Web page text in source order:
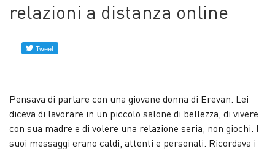
relazioni a distanza online
Pensava di parlare con una giovane donna di Erevan. Lei
diceva di lavorare in un piccolo salone di bellezza, di vivere
con sua madre e di volere una relazione seria, non giochi. I
suoi messaggi erano caldi, attenti e personali. Ricordava i